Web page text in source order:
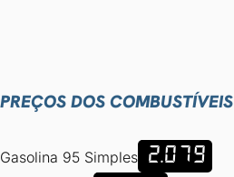
PREÇOS DOS COMBUSTÍVEIS
Gasolina 95 Simples 2.079